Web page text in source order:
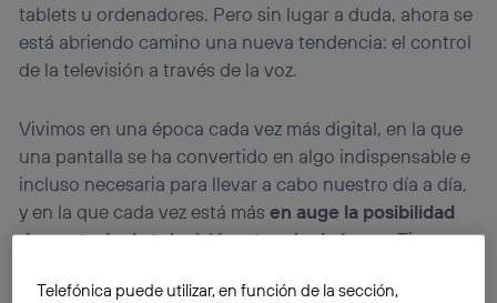
tablets u ordenadores. Pero sin lugar a duda, ahora se
está abriendo camino una nueva tendencia: el control
de la televisión a través de la voz.
Vivimos en una época cada vez más digital, en la que
una pantalla se ha convertido en algo indispensable e
incluso necesaria para llevar a cabo nuestro día a día,
y en la que cada vez está másen auge la posibilidad
de controlar la televisión a través de la voz. Tiene
no ha cambiado: la voz como medio natural de
Telefónica puede utilizar, en función de la sección,